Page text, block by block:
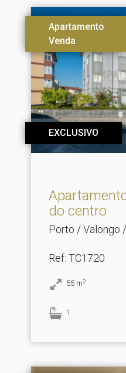
Apartamento
Venda
EXCLUSIVO
do centro
Porto / Valongo
Ref: TC1720
55 m2
1